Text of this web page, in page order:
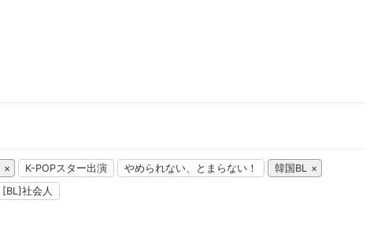
K-POPスター出演 やめられない、とまらない！
韓国BL
[BL]社会人